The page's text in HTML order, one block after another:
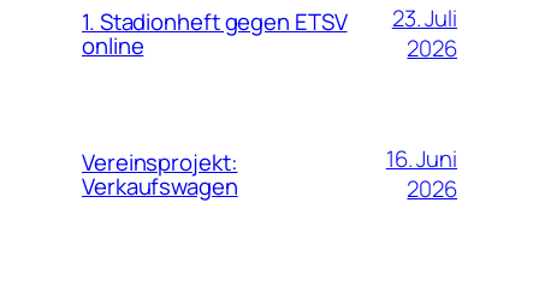
1. Stadionheft gegen ETSV
online
23. Juli
2026
Vereinsprojekt:
Verkaufswagen
16. Juni
2026